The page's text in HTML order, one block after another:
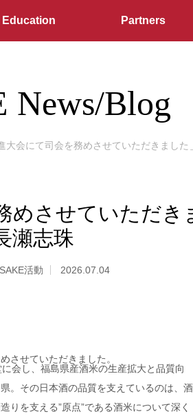
Education Partners
News/Blog
大会にて司会を務めさせていただきまし
させていただき
瀬志珠
活動 2026.07.04
させていただきました。
会し、福島県産酒米の生産拡大と品質向
。その日本酒の品質を支えているのは、酒
を支える”原点”である酒米について深く